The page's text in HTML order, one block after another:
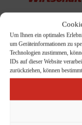
Um Ihnen ein optimales
um Geräteinformationen zu
Technologien zustimmen,
IDs auf dieser Website
zurückziehen, können
Handelszentrum
wachsenden
wirtschaftliche
Beschäftigungs-